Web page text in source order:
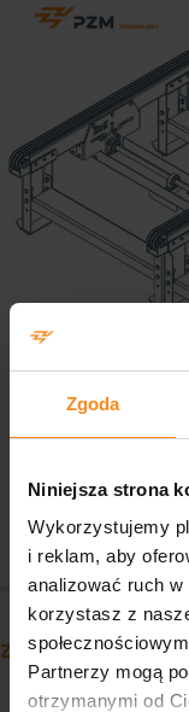
Zgoda
Niniejsza strona
Wykorzystujemy
i reklam, aby
analizować ruch
korzystasz z
Partnerzy mogą
otrzymanymi od
Zespół
Zespół